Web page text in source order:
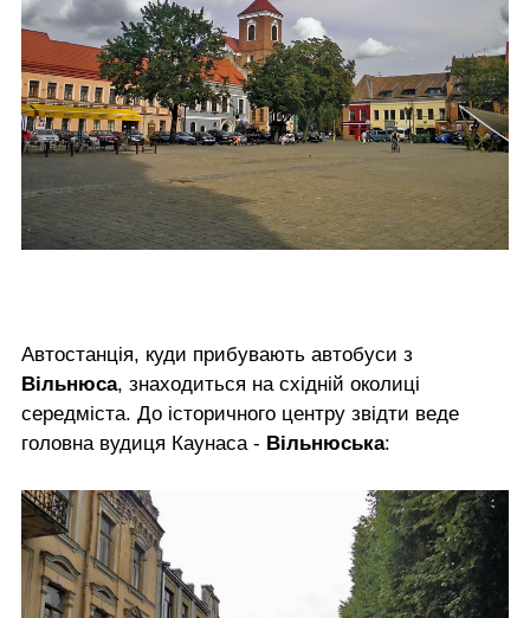
Автостанція, куди прибувають автобуси з
Вільнюса, знаходиться на східній околиці
середміста. До історичного центру звідти веде
головна вудиця Каунаса - Вільнюська: